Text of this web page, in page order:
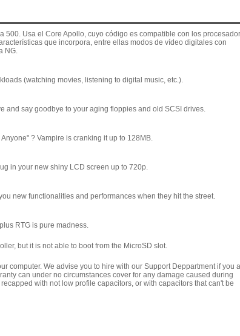
500. Usa el Core Apollo, cuyo código es compatible con los
que incorpora, entre ellas modos de vídeo digitales con
NG.
(watching movies, listening to digital music, etc.).
and say goodbye to your aging floppies and old SCSI drives.
? Vampire is cranking it up to 128MB.
in your new shiny LCD screen up to 720p.
new functionalities and performances when they hit the street.
RTG is pure madness.
but it is not able to boot from the MicroSD slot.
computer. We advise you to hire with our Support Deppartment if you
can under no circumstances cover for any damage caused during
with not low profile capacitors, or with capacitors that can't be